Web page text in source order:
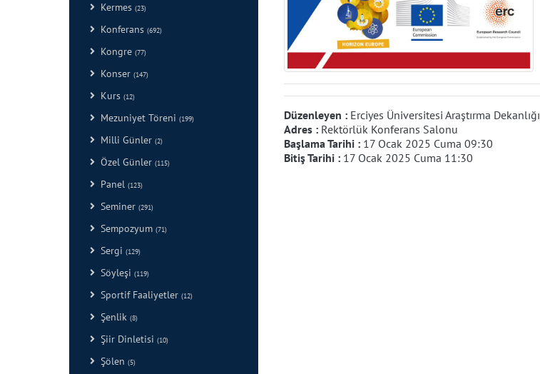
Kermes (23)
Konferans (692)
Kongre (77)
Konser (147)
Kurs (12)
Mezuniyet Töreni (199)
Milli Günler (2)
Özel Günler (115)
Panel (123)
Seminer (291)
Sempozyum (71)
Sergi (129)
Söyleşi (119)
Sportif Faaliyetler (12)
Şenlik (8)
Şiir Dinletisi (10)
Şölen (5)
Düzenleyen : Erciyes Üniversitesi Araştırma Dekanlığı
Adres : Rektörlük Konferans Salonu
Başlama Tarihi : 17 Ocak 2025 Cuma 09:30
Bitiş Tarihi : 17 Ocak 2025 Cuma 11:30